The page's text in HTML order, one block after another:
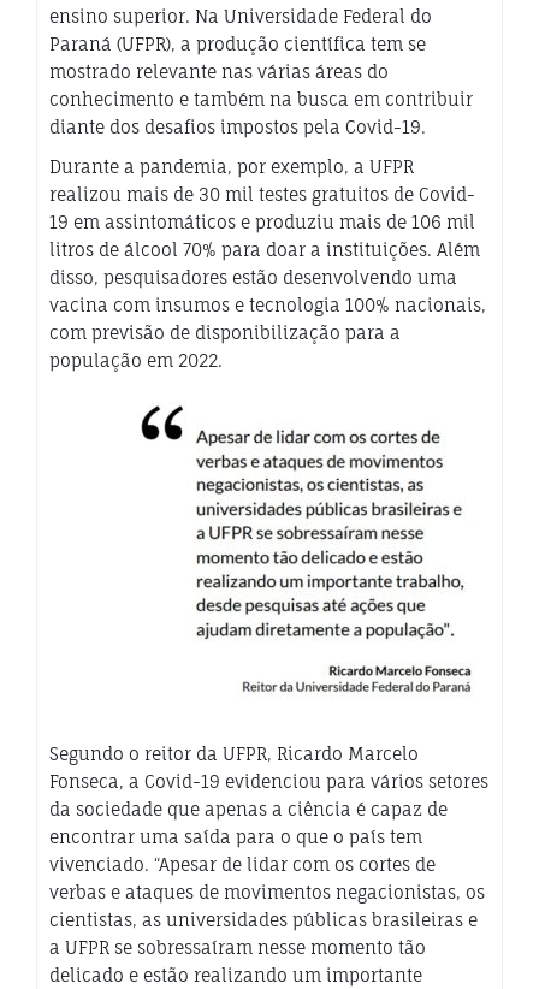
ensino superior. Na Universidade Federal do
Paraná (UFPR), a produção científica tem se
mostrado relevante nas várias áreas do
conhecimento e também na busca em contribuir
diante dos desafios impostos pela Covid-19.
Durante a pandemia, por exemplo, a UFPR
realizou mais de 30 mil testes gratuitos de Covid-
19 em assintomáticos e produziu mais de 106 mil
litros de álcool 70% para doar a instituições. Além
disso, pesquisadores estão desenvolvendo uma
vacina com insumos e tecnologia 100% nacionais,
com previsão de disponibilização para a
população em 2022.
Segundo o reitor da UFPR, Ricardo Marcelo
Fonseca, a Covid-19 evidenciou para vários setores
da sociedade que apenas a ciência é capaz de
encontrar uma saída para o que o país tem
vivenciado. “Apesar de lidar com os cortes de
verbas e ataques de movimentos negacionistas, os
cientistas, as universidades públicas brasileiras e
a UFPR se sobressaíram nesse momento tão
delicado e estão realizando um importante